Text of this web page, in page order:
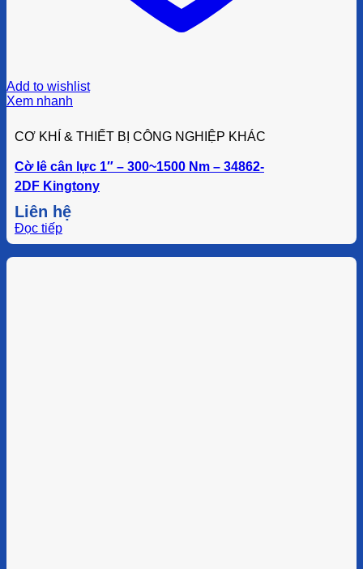
Add to wishlist
Xem nhanh
CƠ KHÍ & THIẾT BỊ CÔNG NGHIỆP KHÁC
Cờ lê cân lực 1″ – 300~1500 Nm – 34862-
2DF Kingtony
Liên hệ
Đọc tiếp